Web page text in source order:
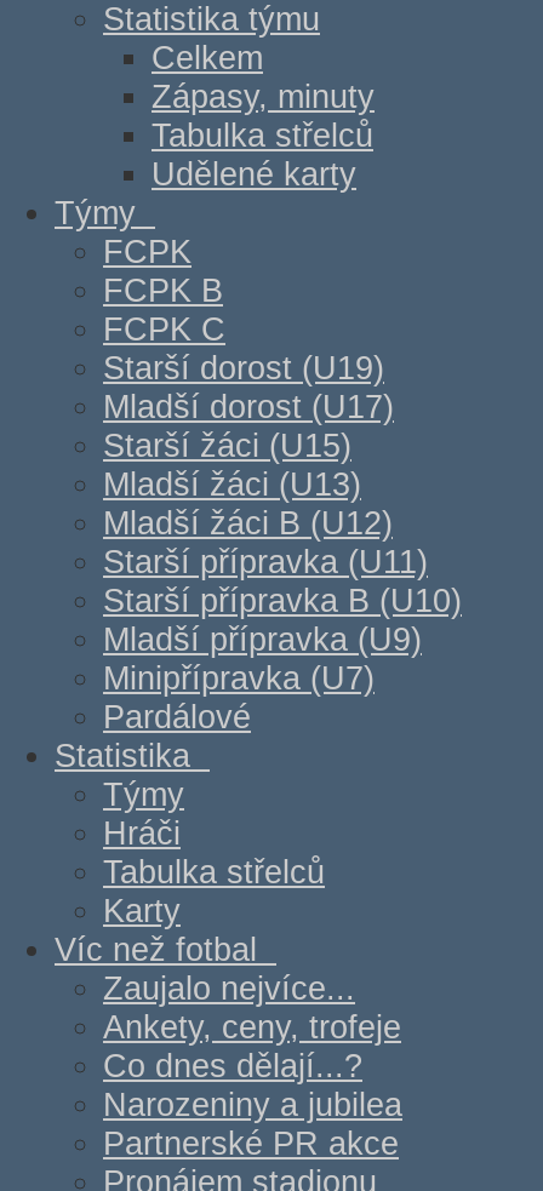
Statistika týmu
Celkem
Zápasy, minuty
Tabulka střelců
Udělené karty
Týmy
FCPK
FCPK B
FCPK C
Starší dorost (U19)
Mladší dorost (U17)
Starší žáci (U15)
Mladší žáci (U13)
Mladší žáci B (U12)
Starší přípravka (U11)
Starší přípravka B (U10)
Mladší přípravka (U9)
Minipřípravka (U7)
Pardálové
Statistika
Týmy
Hráči
Tabulka střelců
Karty
Víc než fotbal
Zaujalo nejvíce...
Ankety, ceny, trofeje
Co dnes dělají...?
Narozeniny a jubilea
Partnerské PR akce
Pronájem stadionu